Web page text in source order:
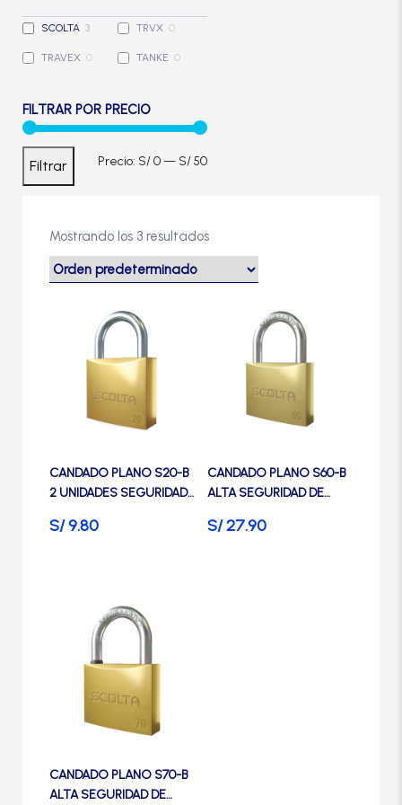
Cerradura de Sobreponer
Cerradura eléctrica
Cerraduras Digitales
Cierrapuertas
Manillones
Otros
Mostrando los 3 resultados
CANDADO PLANO S20-B
2 UNIDADES SEGURIDAD
S/9.80
producto
variantes.
pueden
elegir
en
producto
CANDADO PLANO S60-B
ALTA SEGURIDAD DE
S/27.90
producto
múltiples
variantes.
pueden
elegir
en
CANDADO PLANO S70-B
ALTA SEGURIDAD DE
producto
múltiples
variantes.
pueden
SCOLTA 3
TRAVEX 0
TRVX 0
TANKE 0
FILTRAR POR PRECIO
Precio
Precio
Filtrar Precio: S/ 0— S/ 50